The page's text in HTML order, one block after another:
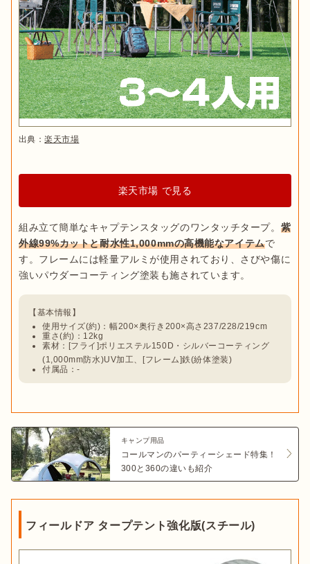
出典：楽天市場
楽天市場 で見る
組み立て簡単なキャプテンスタッグのワンタッチタープ。 紫
外線99%カットと耐水性1,000mmの高機能なアイテムで
す。フレームには軽量アルミが使用されており、さびや傷に
使用サイズ(約)：幅200×奥行き200×高さ237/228/219cm
重さ(約)：12kg
素材：[フライ]ポリエステル150D・シルバーコーティング
(1,000mm防水)UV加工、[フレーム]鉄(紛体塗装)
付属品：-
キャンプ用品
コールマンのパーティーシェード特集！
300と360の違いも紹介
フィールドア タープテント強化版(スチール)